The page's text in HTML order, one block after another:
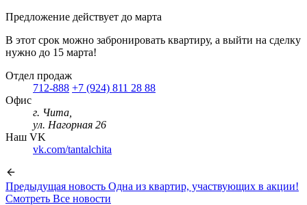
Предложение действует до марта
В этот срок можно забронировать квартиру, а выйти на сделку
нужно до 15 марта!
Отдел продаж
712-888 +7 (924) 811 28 88
Офис
г. Чита,
ул. Нагорная 26
Наш VK
vk.com/tantalchita
Предыдущая новость Одна из квартир, участвующих в акции!
Смотреть Все новости